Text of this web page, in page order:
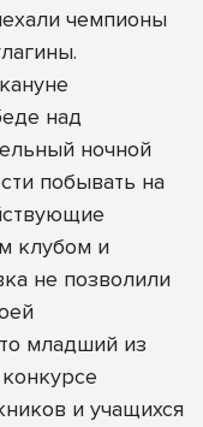
чемпионы
над
ночной
побывать на
клубом и
не позволили
младший из
и учащихся